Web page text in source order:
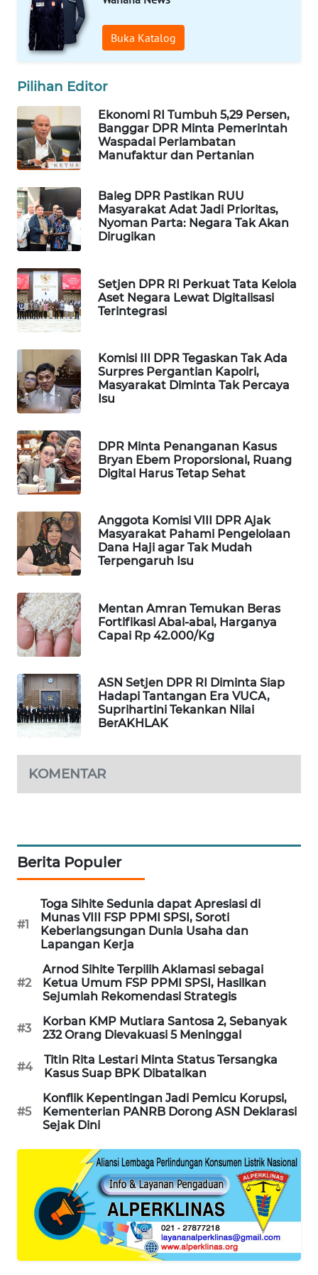
Buka Katalog
Pilihan Editor
Ekonomi RI Tumbuh 5,29 Persen,
Banggar DPR Minta Pemerintah
Waspadai Perlambatan
Manufaktur dan Pertanian
Baleg DPR Pastikan RUU
Masyarakat Adat Jadi Prioritas,
Nyoman Parta: Negara Tak Akan
Dirugikan
Setjen DPR RI Perkuat Tata Kelola
Aset Negara Lewat Digitalisasi
Terintegrasi
Komisi III DPR Tegaskan Tak Ada
Surpres Pergantian Kapolri,
Masyarakat Diminta Tak Percaya
Isu
DPR Minta Penanganan Kasus
Bryan Ebem Proporsional, Ruang
Digital Harus Tetap Sehat
Anggota Komisi VIII DPR Ajak
Masyarakat Pahami Pengelolaan
Dana Haji agar Tak Mudah
Terpengaruh Isu
Mentan Amran Temukan Beras
Fortifikasi Abal-abal, Harganya
Capai Rp 42.000/Kg
ASN Setjen DPR RI Diminta Siap
Hadapi Tantangan Era VUCA,
Suprihartini Tekankan Nilai
BerAKHLAK
KOMENTAR
Berita Populer
#1
Toga Sihite Sedunia dapat Apresiasi di
Munas VIII FSP PPMI SPSI, Soroti
Keberlangsungan Dunia Usaha dan
Lapangan Kerja
#2
Arnod Sihite Terpilih Aklamasi sebagai
Ketua Umum FSP PPMI SPSI, Hasilkan
Sejumlah Rekomendasi Strategis
#3
Korban KMP Mutiara Santosa 2, Sebanyak
232 Orang Dievakuasi 5 Meninggal
#4
Titin Rita Lestari Minta Status Tersangka
Kasus Suap BPK Dibatalkan
#5
Konflik Kepentingan Jadi Pemicu Korupsi,
Kementerian PANRB Dorong ASN Deklarasi
Sejak Dini
WAHANA
DESA
WISATA
LAPAK
Wahana
Network
KONSUMEN
LISTRIK
MASYARAKAT
KELISTRIKAN
WALINKI
ID
MARTABAT
NET
PLN
WATCH
LPKKI
LKKI
KOPEKLIN
PORTAL
FORWAMKI
FORJASIDA
SITUNGIR
SIDIKALANG
NEWS
SIBARAGAS
NEWS
METRO
SIANTAR
NEWS
METRO
MEDAN
NEWS
NEWS
KRT